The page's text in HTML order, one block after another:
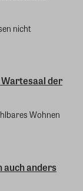
nicht
der
Wohnen
auch anders